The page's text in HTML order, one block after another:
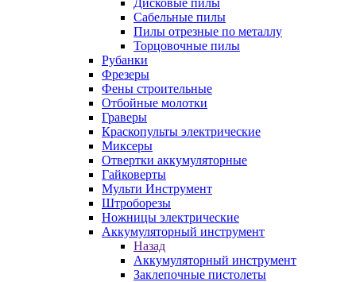
Дисковые пилы
Сабельные пилы
Пилы отрезные по металлу
Торцовочные пилы
Рубанки
Фрезеры
Фены строительные
Отбойные молотки
Граверы
Краскопульты электрические
Миксеры
Отвертки аккумуляторные
Гайковерты
Мульти Инструмент
Штроборезы
Ножницы электрические
Аккумуляторный инструмент
Назад
Аккумуляторный инструмент
Заклепочные пистолеты